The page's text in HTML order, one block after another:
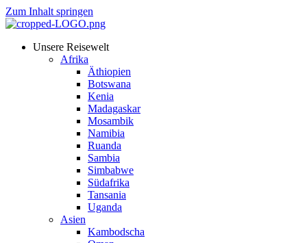
Zum Inhalt springen
Unsere Reisewelt
Afrika
Äthiopien
Botswana
Kenia
Madagaskar
Mosambik
Namibia
Ruanda
Sambia
Simbabwe
Südafrika
Tansania
Uganda
Asien
Kambodscha